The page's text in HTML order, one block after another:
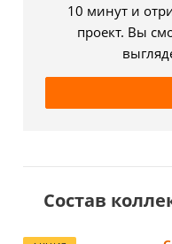
10 минут и
проект. Вы
Состав